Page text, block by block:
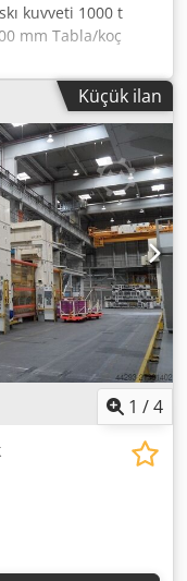
kuvveti 1000 t
mm Tabla/koç
ayar 2100 mm
çekme yastığı
stroku 300 mm
çekme yastığı
mm Yan stant geçişi
çekme yastığı
hidrolik, kontrollü
ağırlığı yaklaşık
geçirilmiştir. Baskı
Küçük ilan
1 /4